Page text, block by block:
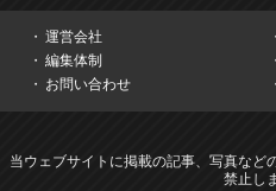
運営会社
編集体制
お問い合わせ
当ウェブサイトに掲載の記事、写真など
禁止し